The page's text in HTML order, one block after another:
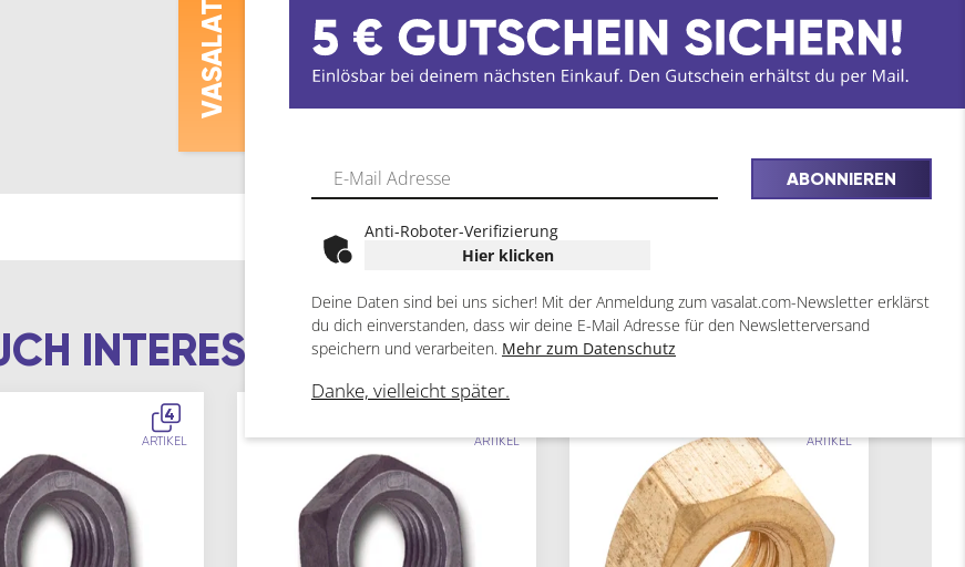
INTERESSIEREN
4
ARTIKEL ARTIKEL ARTIKEL
V
ASALAT
ABONNIEREN
Anti-Roboter-Verifizierung
Hier klicken
Deine Daten sind bei uns sicher! Mit der Anmeldung zum vasalat.com-Newsletter erklärst
du dich einverstanden, dass wir deine E-Mail Adresse für den Newsletterversand
speichern und verarbeiten. Mehr zum Datenschutz
Danke, vielleicht später.